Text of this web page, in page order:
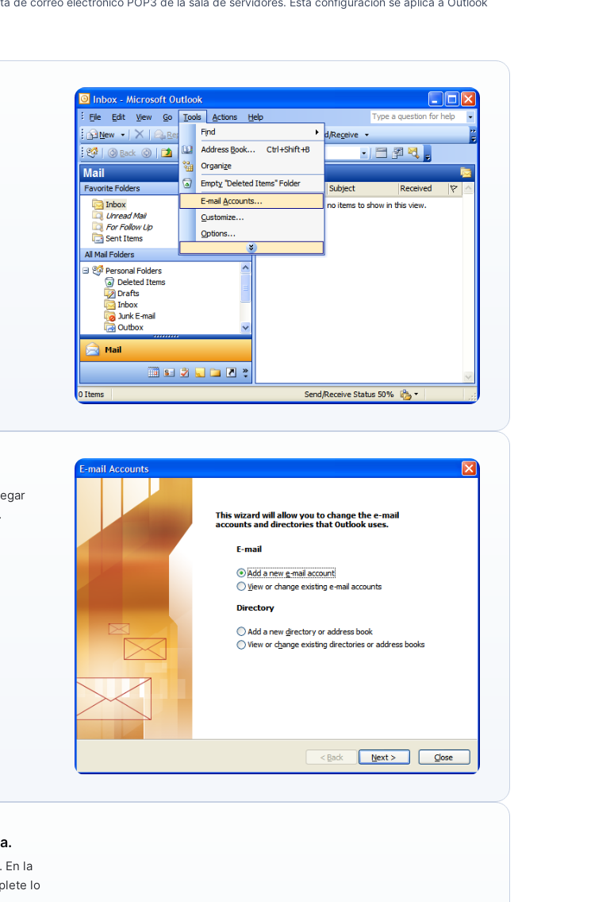
.
. En la
lo